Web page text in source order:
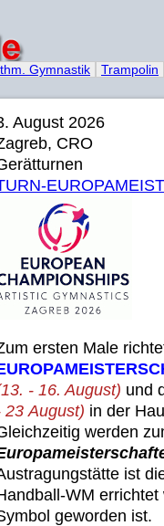
Gymnastik Trampolin
August 2026
CRO
ersten Male
- 16. August) und
23 August) in der
werden
ist
WM
geworden ist.